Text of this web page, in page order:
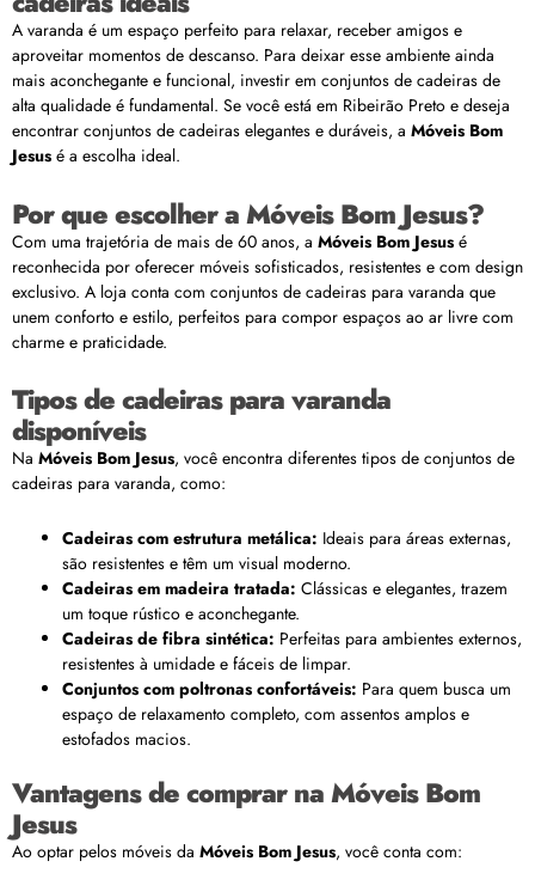
A varanda é um espaço perfeito para relaxar, receber amigos e
aproveitar momentos de descanso. Para deixar esse ambiente ainda
mais aconchegante e funcional, investir em conjuntos de cadeiras de
alta qualidade é fundamental. Se você está em Ribeirão Preto e deseja
encontrar conjuntos de cadeiras elegantes e duráveis, a Móveis Bom
Jesus é a escolha ideal.
Por que escolher a Móveis Bom Jesus?
Com uma trajetória de mais de 60 anos, a Móveis Bom Jesus é
reconhecida por oferecer móveis sofisticados, resistentes e com design
exclusivo. A loja conta com conjuntos de cadeiras para varanda que
unem conforto e estilo, perfeitos para compor espaços ao ar livre com
charme e praticidade.
Tipos de cadeiras para varanda
disponíveis
Na Móveis Bom Jesus, você encontra diferentes tipos de conjuntos de
cadeiras para varanda, como:
Cadeiras com estrutura metálica: Ideais para áreas externas,
são resistentes e têm um visual moderno.
Cadeiras em madeira tratada: Clássicas e elegantes, trazem
um toque rústico e aconchegante.
Cadeiras de fibra sintética: Perfeitas para ambientes externos,
resistentes à umidade e fáceis de limpar.
Conjuntos com poltronas confortáveis: Para quem busca um
espaço de relaxamento completo, com assentos amplos e
estofados macios.
Vantagens de comprar na Móveis Bom
Jesus
Ao optar pelos móveis da Móveis Bom Jesus, você conta com: